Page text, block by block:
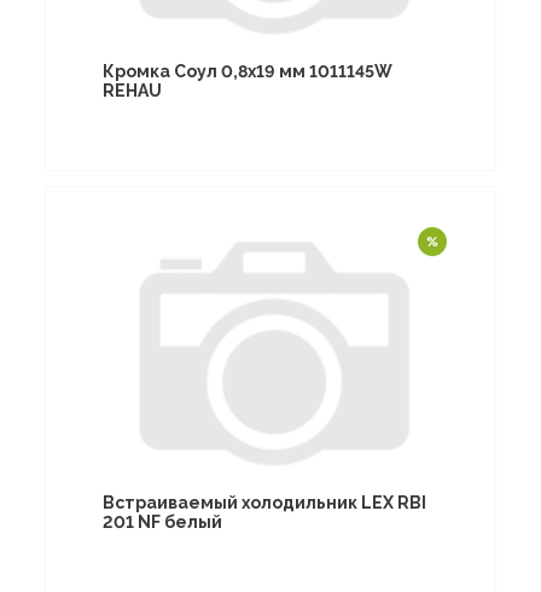
Кромка Соул 0,8х19 мм 1011145W
REHAU
Встраиваемый холодильник LEX RBI
201 NF белый